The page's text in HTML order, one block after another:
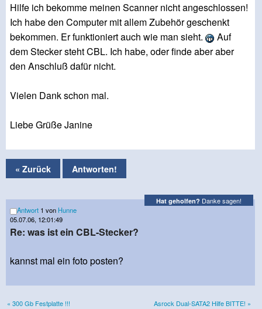
Hilfe ich bekomme meinen Scanner nicht angeschlossen!
Ich habe den Computer mit allem Zubehör geschenkt
bekommen. Er funktioniert auch wie man sieht.
Auf
dem Stecker steht CBL. Ich habe, oder finde aber aber
den Anschluß dafür nicht.
Vielen Dank schon mal.
Liebe Grüße Janine
« Zurück Antworten!
Hat geholfen? Danke sagen!
Antwort 1 von Hunne
05.07.06, 12:01:49
Re: was ist ein CBL-Stecker?
kannst mal ein foto posten?
« 300 Gb Festplatte !!! Asrock Dual-SATA2 Hilfe BITTE! »